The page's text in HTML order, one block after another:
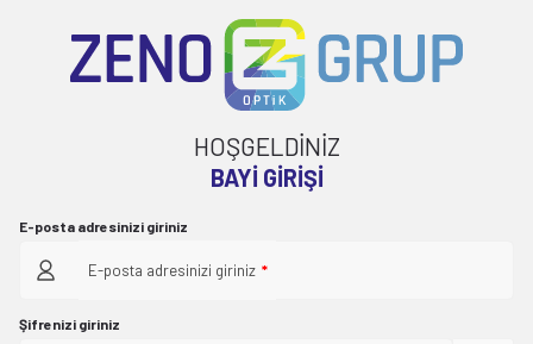
HOŞGELDİNİZ
BAYI GIRIŞI
E-posta adresinizi giriniz
E-posta adresinizi giriniz *
Şifrenizi giriniz